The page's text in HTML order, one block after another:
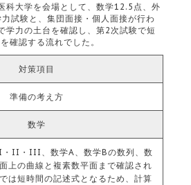
科大学を会場として、数学12.5点、外
試験と、集団面接・個人面接が行わ
学力の土台を確認し、第2次試験で短
確認する流れでした。
対策項目
準備の考え方
数学
・II・III、数学A、数学Bの数列、数
上の曲線と複素数平面まで確認され
は短時間の記述式となるため、計算